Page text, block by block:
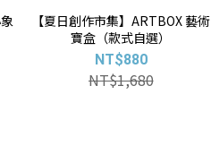
【夏日創作市集】ARTBOX 藝術
寶盒（款式自選）
NT$880
NT$1,680